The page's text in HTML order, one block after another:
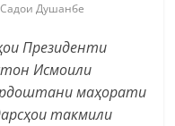
Садои Душанбе
Президенти
Исмоили
маҳорати
такмили